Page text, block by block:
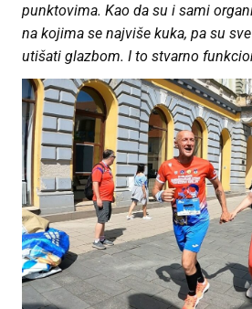
punktovima. Kao da su i sami
na kojima se najviše kuka, pa su
utišati glazbom. I to stvarno